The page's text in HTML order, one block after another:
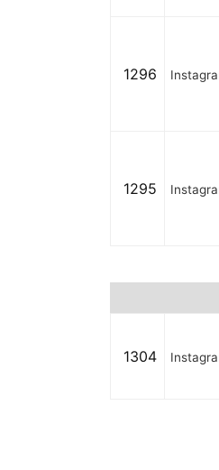
1296
1295
1304